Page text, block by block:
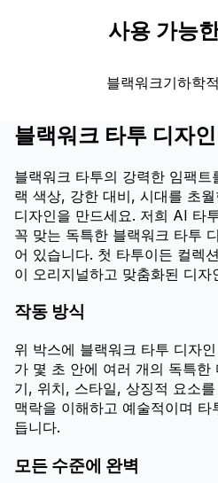
사용 가능
블랙워크기하학적
블랙워크 타투 디자
블랙워크 타투의 강력한 임팩
랙 색상, 강한 대비, 시대를 초
디자인을 만드세요. 저희 AI 타
꼭 맞는 독특한 블랙워크 타투
어 있습니다. 첫 타투이든 컬렉
이 오리지널하고 맞춤화된 디자
작동 방식
위 박스에 블랙워크 타투 디자
가 몇 초 안에 여러 개의 독특한
기, 위치, 스타일, 상징적 요소
맥락을 이해하고 예술적이며
듭니다.
모든 수준에 완벽